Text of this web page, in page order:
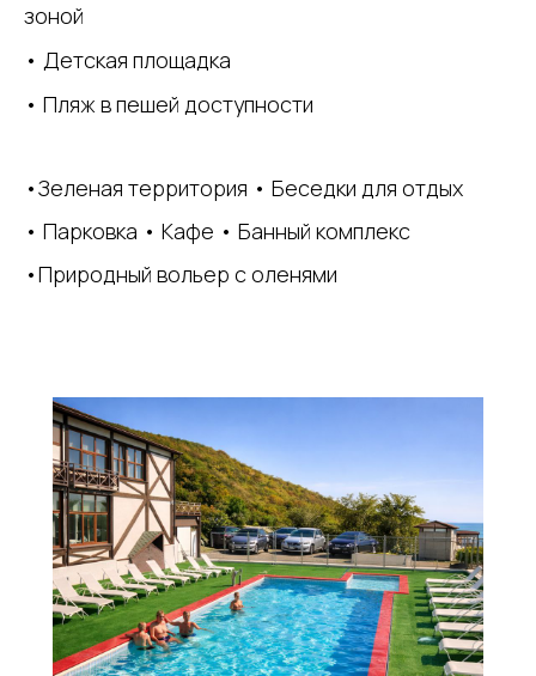
зоной
• Детская площадка
• Пляж в пешей доступности
•Зеленая территория • Беседки для отдых
• Парковка • Кафе • Банный комплекс
•Природный вольер с оленями